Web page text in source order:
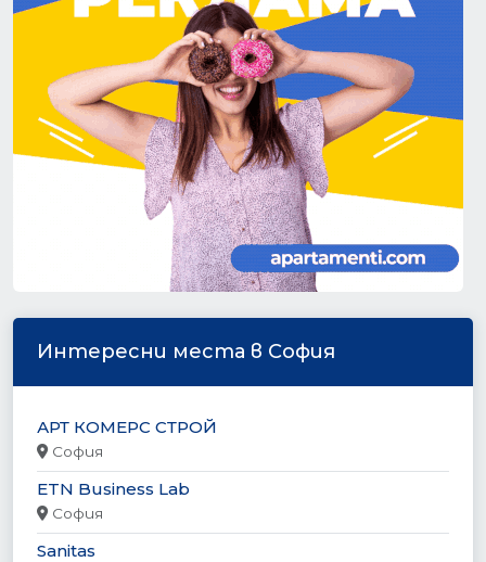
Интересни места в София
АРТ КОМЕРС СТРОЙ
София
ETN Business Lab
София
Sanitas